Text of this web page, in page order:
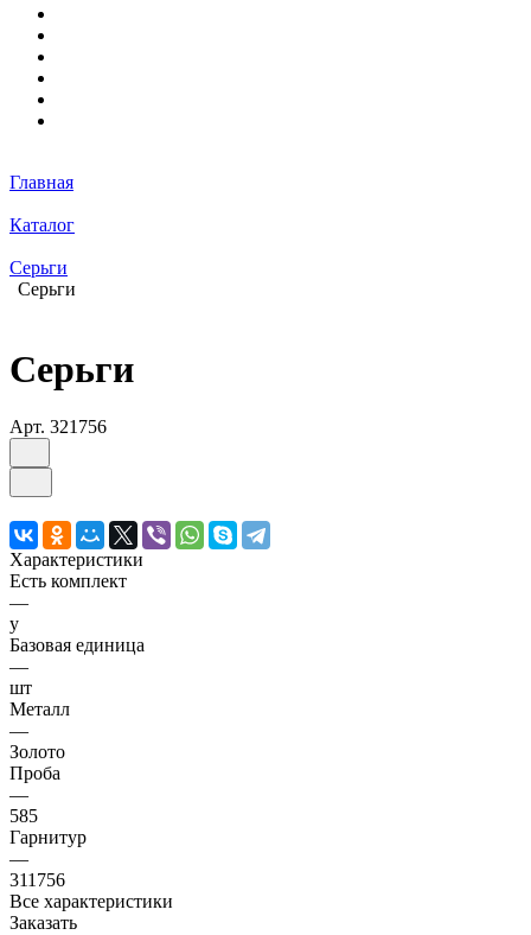
Главная
Каталог
Серьги
Серьги
Серьги
Арт. 321756
Характеристики
Есть комплект
—
y
Базовая единица
—
шт
Металл
—
Золото
Проба
—
585
Гарнитур
—
311756
Все характеристики
Заказать